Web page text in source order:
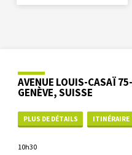
AVENUE LOUIS-CASAÏ
GENÈVE, SUISSE
PLUS DE DÉTAILS ITINÉRAIRE
10h30